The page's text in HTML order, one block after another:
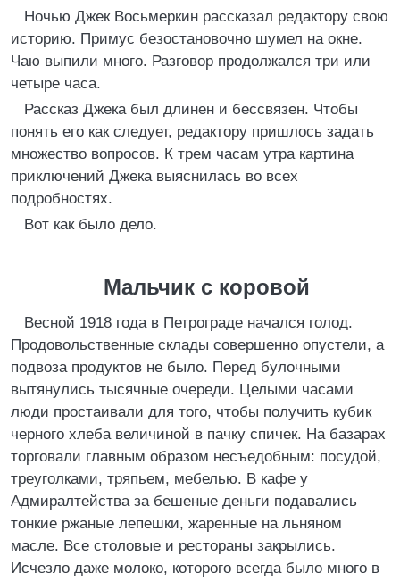
Ночью Джек Восьмеркин рассказал редактору свою
историю. Примус безостановочно шумел на окне.
Чаю выпили много. Разговор продолжался три или
четыре часа.
Рассказ Джека был длинен и бессвязен. Чтобы
понять его как следует, редактору пришлось задать
множество вопросов. К трем часам утра картина
приключений Джека выяснилась во всех
подробностях.
Вот как было дело.
Мальчик с коровой
Весной 1918 года в Петрограде начался голод.
Продовольственные склады совершенно опустели, а
подвоза продуктов не было. Перед булочными
вытянулись тысячные очереди. Целыми часами
люди простаивали для того, чтобы получить кубик
черного хлеба величиной в пачку спичек. На базарах
торговали главным образом несъедобным: посудой,
треуголками, тряпьем, мебелью. В кафе у
Адмиралтейства за бешеные деньги подавались
тонкие ржаные лепешки, жаренные на льняном
масле. Все столовые и рестораны закрылись.
Исчезло даже молоко, которого всегда было много в